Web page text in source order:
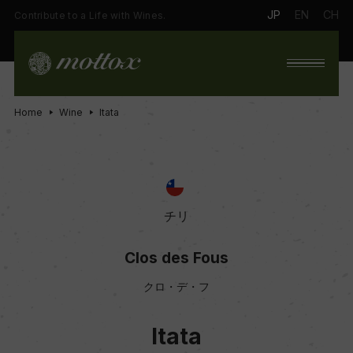
Contribute to a Life with Wines. JP EN CH
Home Wine Itata
チリ
Clos des Fous
クロ・デ・フ
Itata